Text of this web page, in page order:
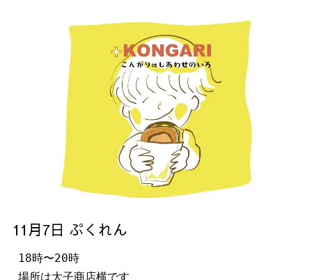
11月7日 ぷくれん
18時〜20時
場所は大子商店横です